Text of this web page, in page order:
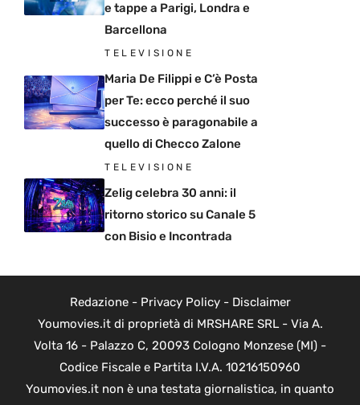
e tappe a Parigi, Londra e
Barcellona
TELEVISIONE
Maria De Filippi e C’è Posta
per Te: ecco perché il suo
successo è paragonabile a
quello di Checco Zalone
TELEVISIONE
Zelig celebra 30 anni: il
ritorno storico su Canale 5
con Bisio e Incontrada
Redazione- Privacy Policy- Disclaimer
Youmovies.it di proprietà di MRSHARE SRL - Via A.
Volta 16 - Palazzo C, 20093 Cologno Monzese (MI) -
Codice Fiscale e Partita I.V.A. 10216150960
Youmovies.it non è una testata giornalistica, in quanto